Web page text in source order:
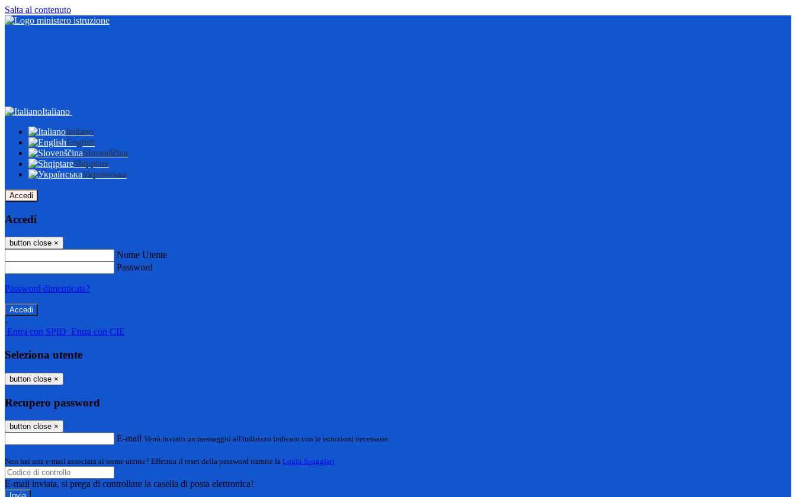
Salta al contenuto
Italiano
Italiano
English
Slovenščina
Shqiptare
Українська
Accedi
Accedi
button close ×
Nome Utente
Password
Password dimenticata?
-
Entra con SPID Entra con CIE
Seleziona utente
button close ×
Recupero password
button close ×
E-mail Verrà inviato un messaggio all'indirizzo indicato con le istruzioni necessarie.
Non hai una e-mail associata al nome utente? Effettua il reset della password tramite la Login Spaggiari
E-mail inviata, si prega di controllare la casella di posta elettronica!